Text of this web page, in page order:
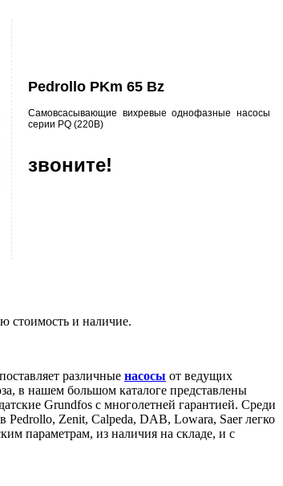
Pedrollo PKm 65 Bz
Cамовсасывающие вихревые однофазные насосы
серии PQ (220В)
звоните!
стоимость и наличие.
различные насосы от ведущих
в нашем большом каталоге представлены
Grundfos с многолетней гарантией. Среди
Pedrollo, Zenit, Calpeda, DAB, Lowara, Saer легко
параметрам, из наличия на складе, и с